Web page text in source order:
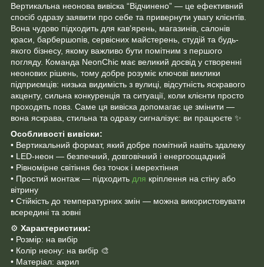
Вертикальна неонова вивіска “Відчинено” — це ефективний
спосіб одразу заявити про себе та привернути увагу клієнтів.
Вона чудово підходить для кав’ярень, магазинів, салонів
краси, барбершопів, сервісних майстерень, студій та будь-
якого бізнесу, якому важливо бути помітним з першого
погляду. Команда NeonChic має великий досвід у створенні
неонових рішень, тому добре розуміє ключові виклики
підприємців: низька видимість з вулиці, відсутність яскравого
акценту, сильна конкуренція та ситуації, коли клієнти просто
проходять повз. Саме ця вивіска допомагає це змінити —
вона яскрава, стильна та одразу сигналізує: ви працюєте ✨
Особливості вивіски:
• Вертикальний формат, який добре помітний навіть здалеку
• LED-неон — безпечний, довговічний і енергоощадний
• Рівномірне світіння без точок і мерехтіння
• Простий монтаж — підходить для кріплення на стіну або
вітрину
• Стійкість до температурних змін — можна використовувати
всередині та зовні
⚙️ Характеристики:
• Розмір: на вибір
• Колір неону: на вибір 🎨
• Матеріал: акрил